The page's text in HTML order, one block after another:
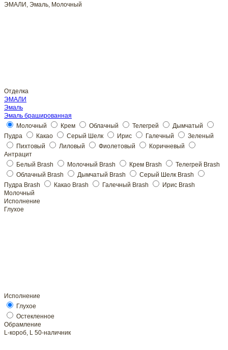
ЭМАЛИ, Эмаль, Молочный
Отделка
ЭМАЛИ
Эмаль
Молочный
Молочный
Исполнение
Глухое
Исполнение
Глухое
Обрамление
L-короб, L 50-наличник